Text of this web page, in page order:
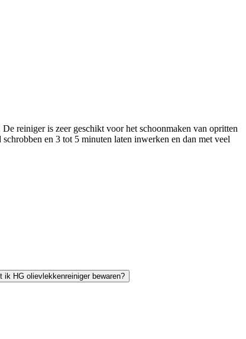
reiniger is zeer geschikt voor het schoonmaken van opritten
en 3 tot 5 minuten laten inwerken en dan met veel
ik HG olievlekkenreiniger bewaren?